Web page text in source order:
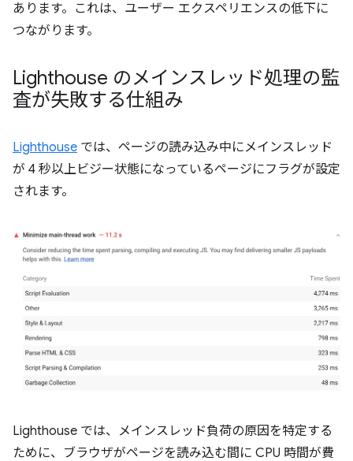
あります。これは、ユーザー エクスペリエンスの低下に
つながります。
Lighthouse のメインスレッド処理の監
査が失敗する仕組み
Lighthouse では、ページの読み込み中にメインスレッド
が 4 秒以上ビジー状態になっているページにフラグが設定
されます。
Lighthouse では、メインスレッド負荷の原因を特定する
ために、ブラウザがページを読み込む間に CPU 時間が費